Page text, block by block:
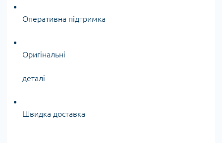
Оперативна підтримка
Оригінальні
деталі
Швидка доставка